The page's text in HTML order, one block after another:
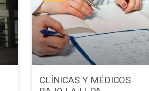
CLÍNICAS Y MÉDICOS